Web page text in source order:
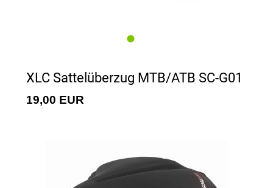
XLC Sattelüberzug MTB/ATB SC-G01
19,00 EUR